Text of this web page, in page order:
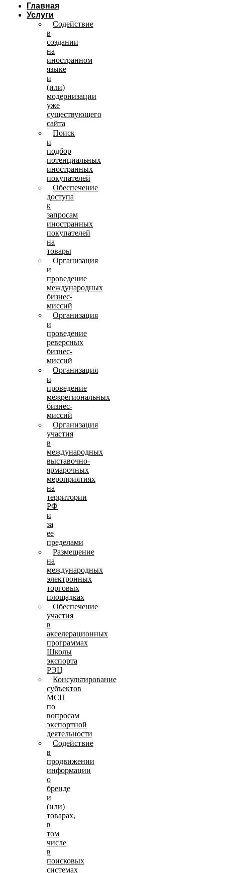
Главная
Услуги
Содействие
в
создании
на
иностранном
языке
и
(или)
модернизации
уже
существующего
сайта
Поиск
и
подбор
потенциальных
иностранных
покупателей
Обеспечение
доступа
к
запросам
иностранных
покупателей
на
товары
Организация
и
проведение
международных
бизнес-
миссий
Организация
и
проведение
реверсных
бизнес-
миссий
Организация
и
проведение
межрегиональных
бизнес-
миссий
Организация
участия
в
международных
выставочно-
ярмарочных
мероприятиях
на
территории
РФ
и
за
ее
пределами
Размещение
на
международных
электронных
торговых
площадках
Обеспечение
участия
в
акселерационных
программах
Школы
экспорта
РЭЦ
Консультирование
субъектов
МСП
по
вопросам
экспортной
деятельности
Содействие
в
продвижении
информации
о
бренде
и
(или)
товарах,
в
том
числе
в
поисковых
системах